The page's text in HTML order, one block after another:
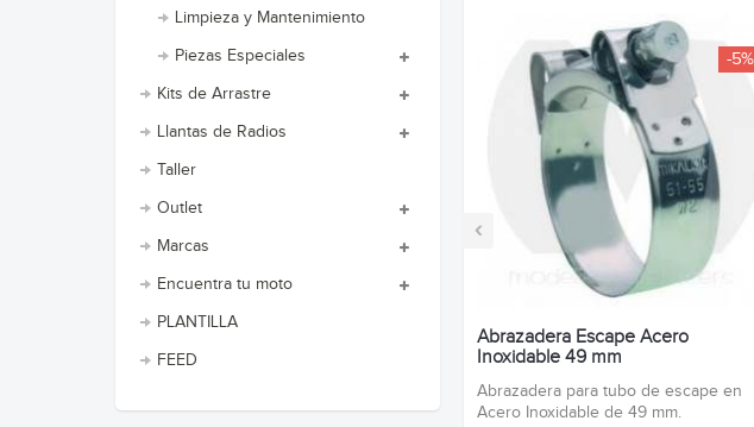
Limpieza y Mantenimiento
Piezas Especiales
Kits de Arrastre
Llantas de Radios
Taller
Outlet
Marcas
Encuentra tu moto
PLANTILLA
FEED
‹
-5%
Abrazadera Escape Acero
Inoxidable 49 mm
Abrazadera para tubo de escape en
Acero Inoxidable de 49 mm.